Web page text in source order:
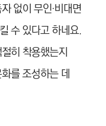
없이 무인·비대면
수있다고 하네요.
히 착용했는지
를 조성하는 데